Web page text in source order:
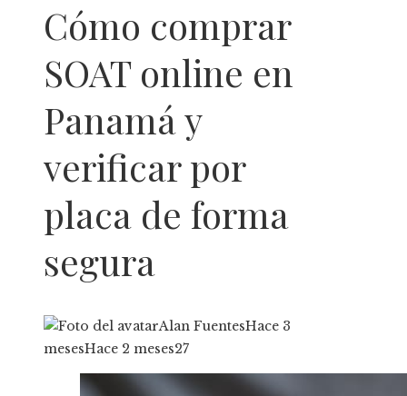
Cómo comprar
SOAT online en
Panamá y
verificar por
placa de forma
segura
Alan FuentesHace 3
mesesHace 2 meses27